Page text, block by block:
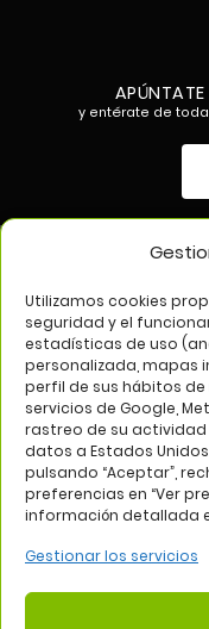
Utilizamos cookies
seguridad y el
estadísticas de uso
personalizada, mapas
perfil de sus hábitos de
servicios de Google,
rastreo de su
datos a Estados
pulsando “Aceptar”,
preferencias en “Ver
información detallada
Gestionar los servicios
APÚNTATE
y entérate de
Aviso legal